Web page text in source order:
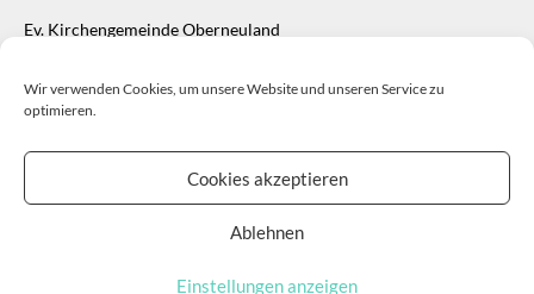
Wir verwenden Cookies, um unsere Website und unseren Service zu
optimieren.
Cookies akzeptieren
Ablehnen
Einstellungen anzeigen
Ev. Kirchengemeinde Oberneuland
IBAN: DE28 2905 0101 0001 0523 72
BIC: SBREDE22XXX